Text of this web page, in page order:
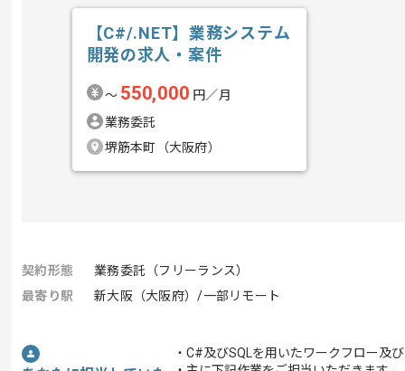
【C#/.NET】業務システム
開発の求人・案件
〜 550,000 円／月
業務委託
堺筋本町（大阪府）
契約形態
業務委託（フリーランス）
最寄り駅
新大阪（大阪府）/一部リモート
・C#及びSQLを用いたワークフロー及